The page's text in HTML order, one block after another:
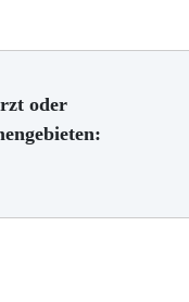
oder